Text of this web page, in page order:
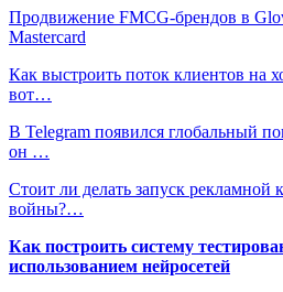
Продвижение FMCG-брендов в
Mastercard
Как выстроить поток клиентов на
вот…
В Telegram появился глобальный
он …
Стоит ли делать запуск рекламной
войны?…
Как построить систему
использованием нейросетей